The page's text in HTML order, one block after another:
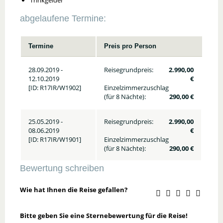
abgelaufene Termine:
Termine Preis pro Person
28.09.2019 -
12.10.2019
[ID: R17IR/W1902]
Reisegrundpreis:
2.990,00
€
Einzelzimmerzuschlag
(für 8 Nächte):
290,00 €
25.05.2019 -
08.06.2019
[ID: R17IR/W1901]
Reisegrundpreis:
2.990,00
€
Einzelzimmerzuschlag
(für 8 Nächte):
290,00 €
Bewertung schreiben
Wie hat Ihnen die Reise gefallen?
Bitte geben Sie eine Sternebewertung für die Reise!